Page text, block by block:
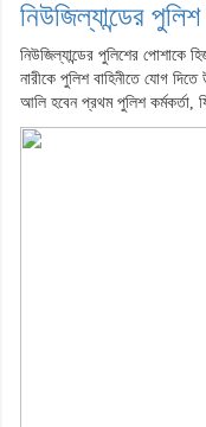
নিউজিল্যান্ডের
নিউজিল্যান্ডের পুলিশের পোশাকে
নারীকে পুলিশ বাহিনীতে যোগ
আলি হবেন প্রথম পুলিশ কর্মকর্তা,